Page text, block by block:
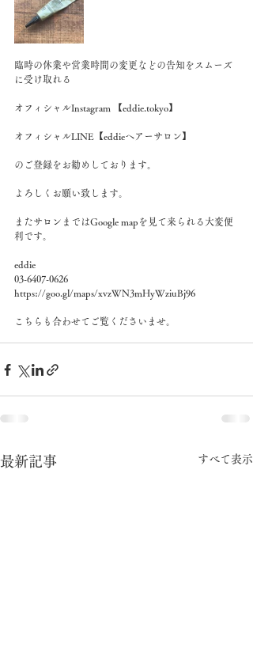
臨時の休業や営業時間の変更などの告知をスムーズ
に受け取れる
オフィシャルInstagram 【eddie.tokyo】
オフィシャルLINE【eddieヘアーサロン】
のご登録をお勧めしております。
よろしくお願い致します。
またサロンまではGoogle mapを見て来られる大変便
利です。
eddie
03-6407-0626
https://goo.gl/maps/xvzWN3mHyWziuBj96
こちらも合わせてご覧くださいませ。
最新記事 すべて表示